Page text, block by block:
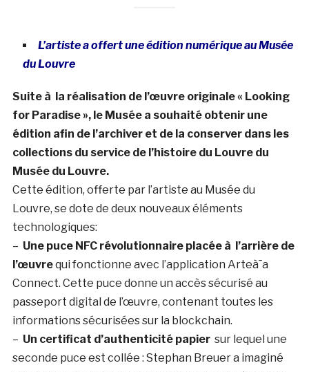
L’artiste a offert une édition numérique au Musée
du Louvre
Suite à la réalisation de l’œuvre originale « Looking
for Paradise », le Musée a souhaité obtenir une
édition afin de l’archiver et de la conserver dans les
collections du service de l’histoire du Louvre du
Musée du Louvre.
Cette édition, offerte par l’artiste au Musée du
Louvre, se dote de deux nouveaux éléments
technologiques:
– Une puce NFC révolutionnaire placée à l’arrière de
l’œuvrequi fonctionne avec l’application Arteà¯a
Connect. Cette puce donne un accès sécurisé au
passeport digital de l’œuvre, contenant toutes les
informations sécurisées sur la blockchain.
– Un certificat d’authenticité papier sur lequel une
seconde puce est collée : Stephan Breuer a imaginé